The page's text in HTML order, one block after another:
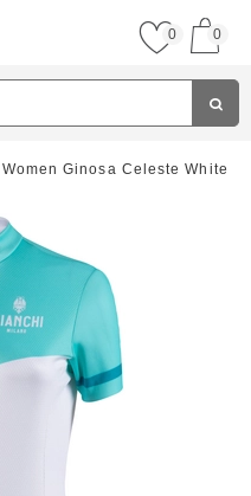
0 0
Ginosa Celeste White